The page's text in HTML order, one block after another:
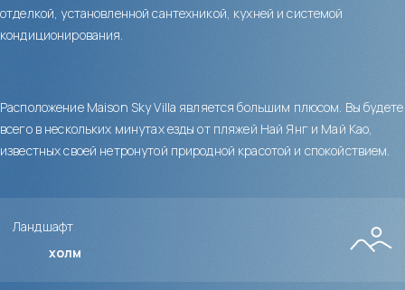
отделкой, установленной сантехникой, кухней и системой
кондиционирования.
Расположение Maison Sky Villa является большим плюсом. Вы будете
всего в нескольких минутах езды от пляжей Най Янг и Май Као,
известных своей нетронутой природной красотой и спокойствием.
Ландшафт
холм